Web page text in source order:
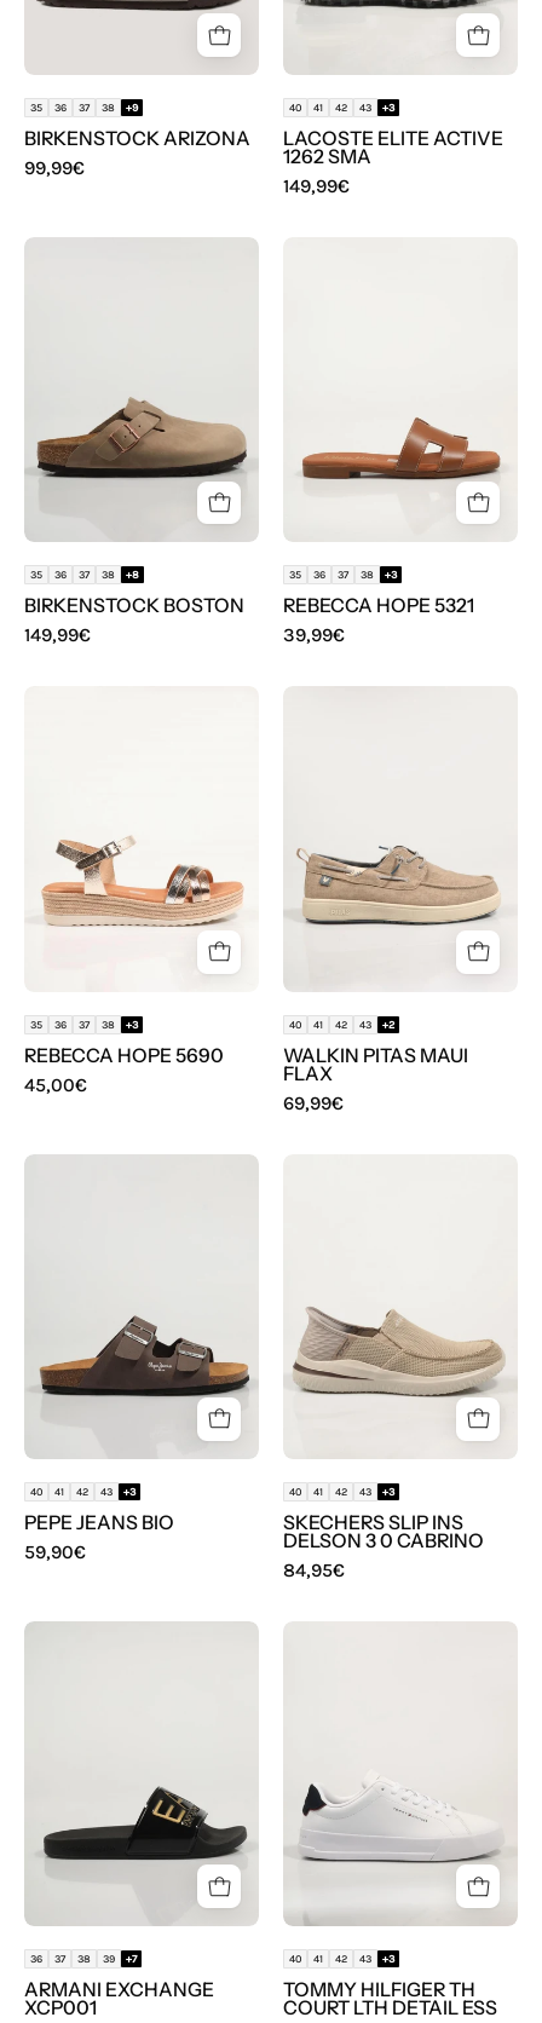
35 36 37 38 +9
BIRKENSTOCK ARIZONA
99,99€
Blanco
40 41 42 43 +3
LACOSTE ELITE ACTIVE
1262 SMA
149,99€
35 36 37 38 +8
BIRKENSTOCK BOSTON
149,99€
35 36 37 38 +3
REBECCA HOPE 5321
39,99€
Multicolor
35 36 37 38 +3
REBECCA HOPE 5690
45,00€
FLAX
en
color
40 41 42 43 +2
WALKIN PITAS MAUI
FLAX
69,99€
40 41 42 43 +3
PEPE JEANS BIO
59,90€
DELSON
3
0
CABRINO
40 41 42 43 +3
SKECHERS SLIP INS
DELSON 3 0 CABRINO
84,95€
36 37 38 39 +7
ARMANI EXCHANGE
XCP001
LTH
DETAIL
ESS
40 41 42 43 +3
TOMMY HILFIGER TH
COURT LTH DETAIL ESS